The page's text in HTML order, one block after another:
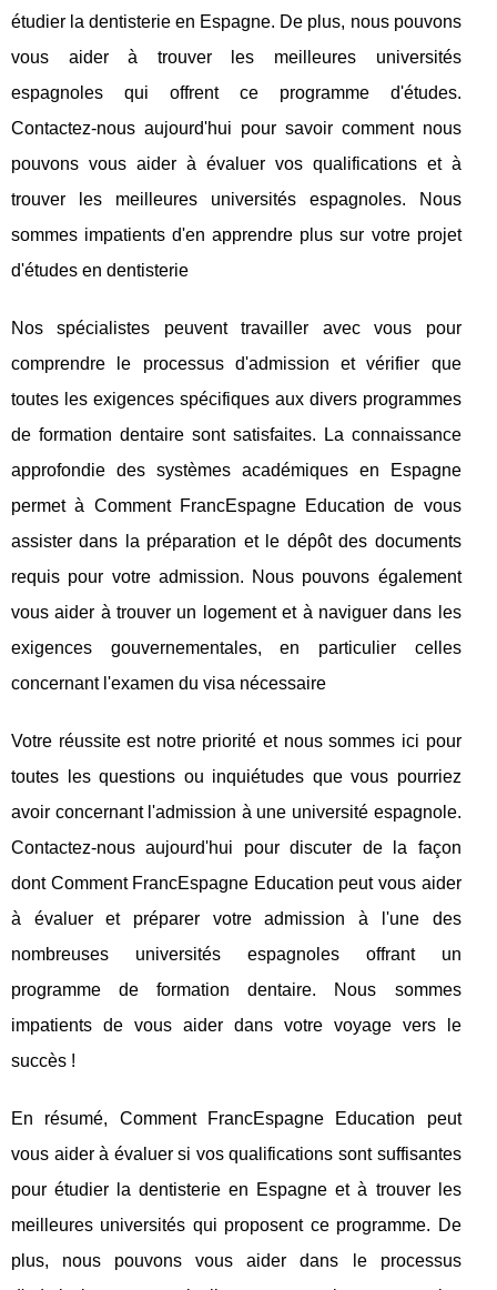
étudier la dentisterie en Espagne. De plus, nous pouvons
vous aider à trouver les meilleures universités
espagnoles qui offrent ce programme d'études.
Contactez-nous aujourd'hui pour savoir comment nous
pouvons vous aider à évaluer vos qualifications et à
trouver les meilleures universités espagnoles. Nous
sommes impatients d'en apprendre plus sur votre projet
d'études en dentisterie
Nos spécialistes peuvent travailler avec vous pour
comprendre le processus d'admission et vérifier que
toutes les exigences spécifiques aux divers programmes
de formation dentaire sont satisfaites. La connaissance
approfondie des systèmes académiques en Espagne
permet à Comment FrancEspagne Education de vous
assister dans la préparation et le dépôt des documents
requis pour votre admission. Nous pouvons également
vous aider à trouver un logement et à naviguer dans les
exigences gouvernementales, en particulier celles
concernant l'examen du visa nécessaire
Votre réussite est notre priorité et nous sommes ici pour
toutes les questions ou inquiétudes que vous pourriez
avoir concernant l'admission à une université espagnole.
Contactez-nous aujourd'hui pour discuter de la façon
dont Comment FrancEspagne Education peut vous aider
à évaluer et préparer votre admission à l'une des
nombreuses universités espagnoles offrant un
programme de formation dentaire. Nous sommes
impatients de vous aider dans votre voyage vers le
succès !
En résumé, Comment FrancEspagne Education peut
vous aider à évaluer si vos qualifications sont suffisantes
pour étudier la dentisterie en Espagne et à trouver les
meilleures universités qui proposent ce programme. De
plus, nous pouvons vous aider dans le processus